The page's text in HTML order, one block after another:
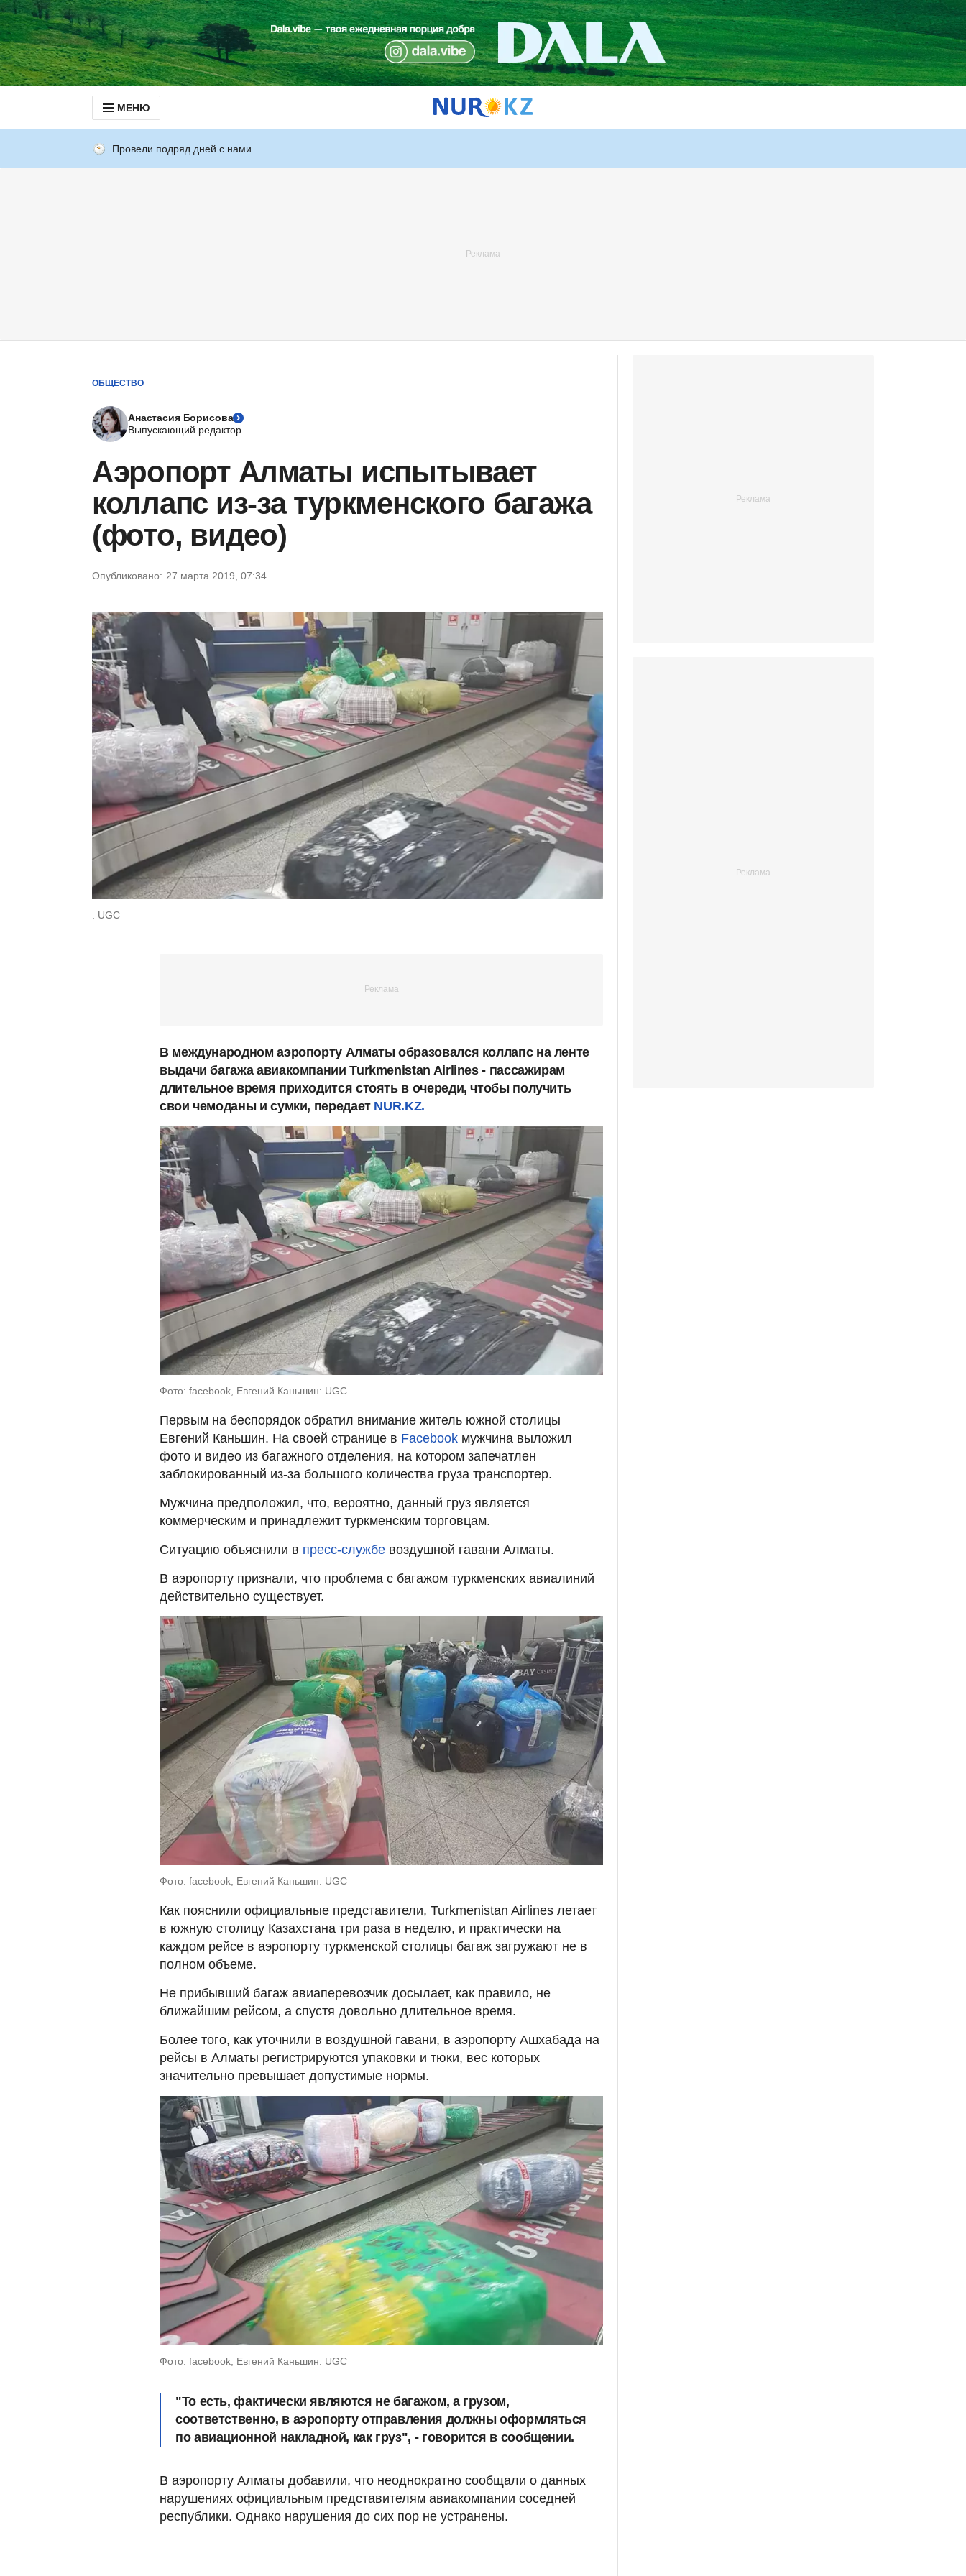
МЕНЮ
Провели подряд дней с нами
ОБЩЕСТВО
Анастасия Борисова
Выпускающий редактор
Аэропорт Алматы испытывает
коллапс из-за туркменского багажа
(фото, видео)
Опубликовано: 27 марта 2019, 07:34
: UGC
В международном аэропорту Алматы образовался коллапс на ленте
выдачи багажа авиакомпании Turkmenistan Airlines - пассажирам
длительное время приходится стоять в очереди, чтобы получить
свои чемоданы и сумки, передаетNUR.KZ.
Фото: facebook, Евгений Каньшин: UGC
Первым на беспорядок обратил внимание житель южной столицы
Евгений Каньшин. На своей странице в Facebook мужчина выложил
фото и видео из багажного отделения, на котором запечатлен
заблокированный из-за большого количества груза транспортер.
Мужчина предположил, что, вероятно, данный груз является
коммерческим и принадлежит туркменским торговцам.
Ситуацию объяснили в пресс-службе воздушной гавани Алматы.
В аэропорту признали, что проблема с багажом туркменских авиалиний
действительно существует.
Фото: facebook, Евгений Каньшин: UGC
Как пояснили официальные представители, Turkmenistan Airlines летает
в южную столицу Казахстана три раза в неделю, и практически на
каждом рейсе в аэропорту туркменской столицы багаж загружают не в
полном объеме.
Не прибывший багаж авиаперевозчик досылает, как правило, не
ближайшим рейсом, а спустя довольно длительное время.
Более того, как уточнили в воздушной гавани, в аэропорту Ашхабада на
рейсы в Алматы регистрируются упаковки и тюки, вес которых
значительно превышает допустимые нормы.
Фото: facebook, Евгений Каньшин: UGC
"То есть, фактически являются не багажом, а грузом,
соответственно, в аэропорту отправления должны оформляться
по авиационной накладной, как груз", - говорится в сообщении.
В аэропорту Алматы добавили, что неоднократно сообщали о данных
нарушениях официальным представителям авиакомпании соседней
республики. Однако нарушения до сих пор не устранены.